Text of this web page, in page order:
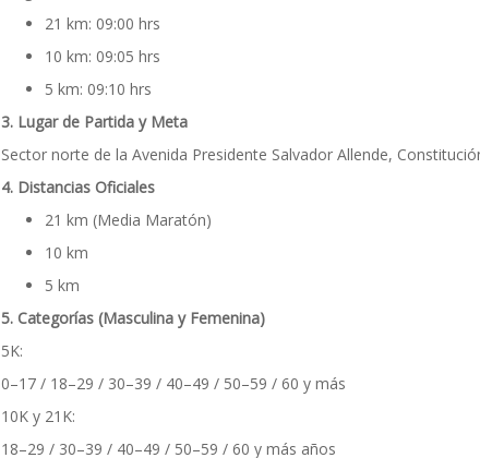
21 km: 09:00 hrs
10 km: 09:05 hrs
5 km: 09:10 hrs
3. Lugar de Partida y Meta
Sector norte de la Avenida Presidente Salvador Allende,
4. Distancias Oficiales
21 km (Media Maratón)
10 km
5 km
5. Categorías (Masculina y Femenina)
5K:
0–17 / 18–29 / 30–39 / 40–49 / 50–59 / 60 y más
10K y 21K:
18–29 / 30–39 / 40–49 / 50–59 / 60 y más años